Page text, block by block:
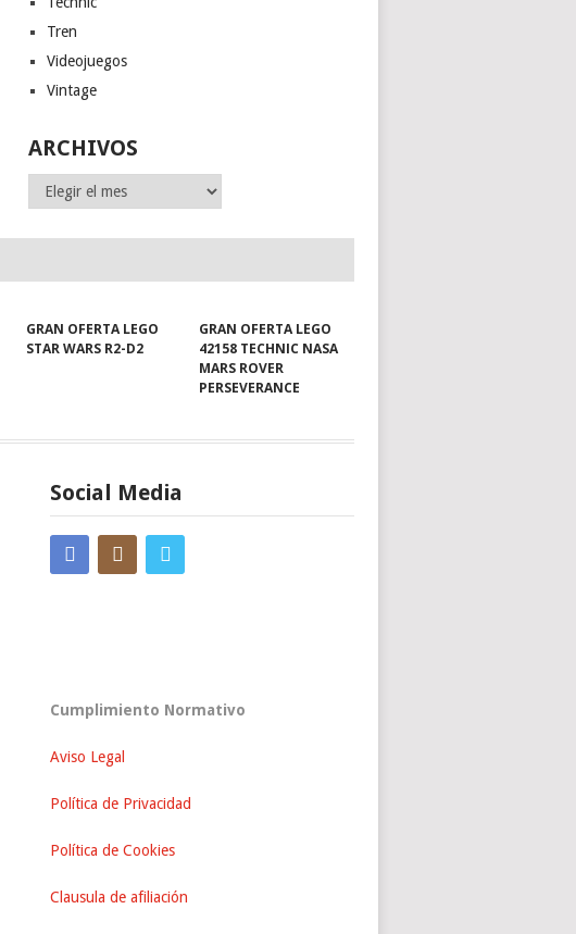
Tren
Videojuegos
Vintage
ARCHIVOS
Archivos
GRAN OFERTA LEGO
STAR WARS R2-D2
GRAN OFERTA LEGO
42158 TECHNIC NASA
MARS ROVER
PERSEVERANCE
Social Media
Cumplimiento Normativo
Aviso Legal
Política de Privacidad
Política de Cookies
Clausula de afiliación